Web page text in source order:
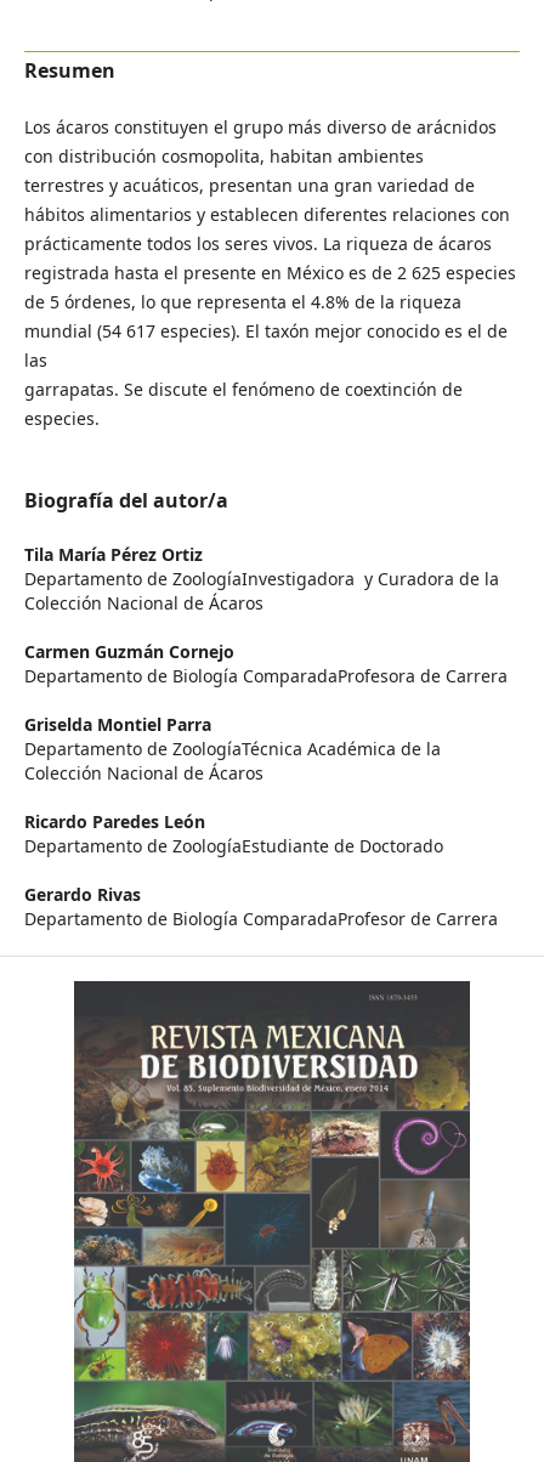
Resumen
Los ácaros constituyen el grupo más diverso de arácnidos
con distribución cosmopolita, habitan ambientes
terrestres y acuáticos, presentan una gran variedad de
hábitos alimentarios y establecen diferentes relaciones con
prácticamente todos los seres vivos. La riqueza de ácaros
registrada hasta el presente en México es de 2 625 especies
de 5 órdenes, lo que representa el 4.8% de la riqueza
mundial (54 617 especies). El taxón mejor conocido es el de
las
garrapatas. Se discute el fenómeno de coextinción de
especies.
Biografía del autor/a
Tila María Pérez Ortiz
Departamento de ZoologíaInvestigadora y Curadora de la
Colección Nacional de Ácaros
Carmen Guzmán Cornejo
Departamento de Biología ComparadaProfesora de Carrera
Griselda Montiel Parra
Departamento de ZoologíaTécnica Académica de la
Colección Nacional de Ácaros
Ricardo Paredes León
Departamento de ZoologíaEstudiante de Doctorado
Gerardo Rivas
Departamento de Biología ComparadaProfesor de Carrera